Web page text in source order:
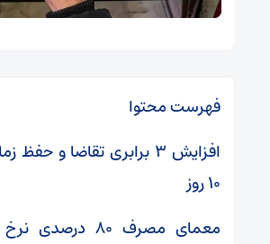
فهرست محتوا
افزایش ۳ برابری تقاضا و
۱۰ روز
معمای مصرف ۸۰